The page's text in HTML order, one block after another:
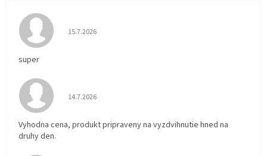
Hodnotenie obchodu je 5 z 5 hviezdičiek.
15.7.2026
super
Hodnotenie obchodu je 5 z 5 hviezdičiek.
14.7.2026
Vyhodna cena, produkt pripraveny na vyzdvihnutie hned na
druhy den.